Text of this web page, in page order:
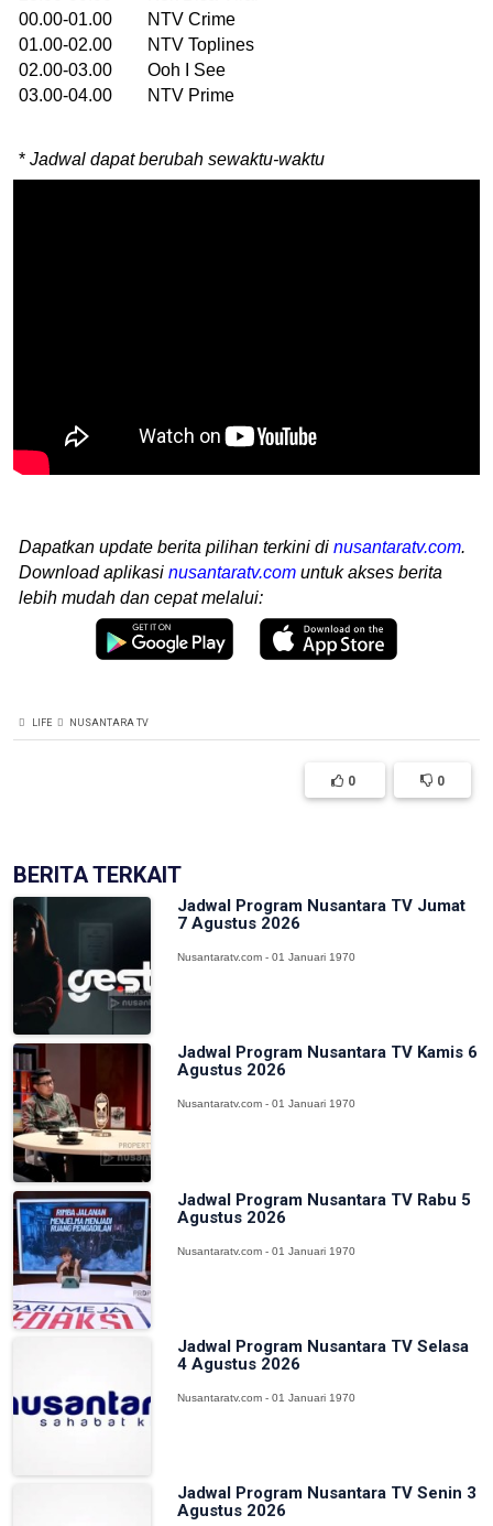
00.00-01.00 NTV Crime
01.00-02.00 NTV Toplines
02.00-03.00 Ooh I See
03.00-04.00 NTV Prime
* Jadwal dapat berubah sewaktu-waktu
Dapatkan update berita pilihan terkini di nusantaratv.com.
Download aplikasi nusantaratv.com untuk akses berita
lebih mudah dan cepat melalui:
LIFE NUSANTARA TV
0 0
BERITA TERKAIT
Jadwal Program Nusantara TV Jumat
7 Agustus 2026
Nusantaratv.com - 01 Januari 1970
Jadwal Program Nusantara TV Kamis 6
Agustus 2026
Nusantaratv.com - 01 Januari 1970
Jadwal Program Nusantara TV Rabu 5
Agustus 2026
Nusantaratv.com - 01 Januari 1970
Jadwal Program Nusantara TV Selasa
4 Agustus 2026
Nusantaratv.com - 01 Januari 1970
Jadwal Program Nusantara TV Senin 3
Agustus 2026